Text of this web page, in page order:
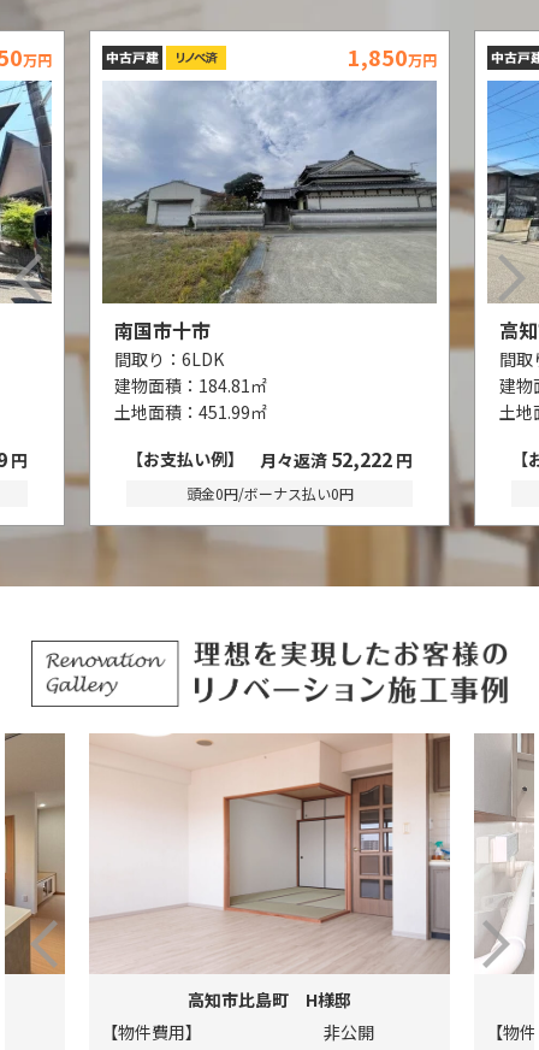
万円
円
3,150万円
高知市春野町南ケ丘７丁目
間取り：3LDK
建物面積： 122.55㎡
土地面積：207.79㎡
【お支払い例】
月々返済 88,919 円
頭金0円/ボーナス払い0円
南
間取
建物
土地
高知市比島町 H様邸
【物件費用】
非公開
【物